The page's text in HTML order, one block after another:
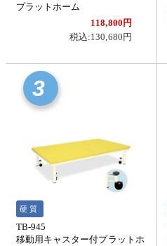
プラットホーム
118,800円
税込:130,680円
3
硬質
TB-945
移動用キャスター付プラットホ